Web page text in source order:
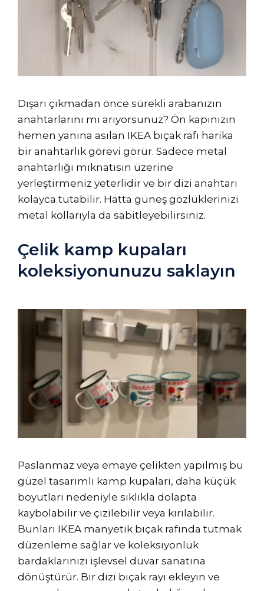
Dışarı çıkmadan önce sürekli arabanızın
anahtarlarını mı arıyorsunuz? Ön kapınızın
hemen yanına asılan IKEA bıçak rafı harika
bir anahtarlık görevi görür. Sadece metal
anahtarlığı mıknatısın üzerine
yerleştirmeniz yeterlidir ve bir dizi anahtarı
kolayca tutabilir. Hatta güneş gözlüklerinizi
metal kollarıyla da sabitleyebilirsiniz.
Çelik kamp kupaları
koleksiyonunuzu saklayın
Paslanmaz veya emaye çelikten yapılmış bu
güzel tasarımlı kamp kupaları, daha küçük
boyutları nedeniyle sıklıkla dolapta
kaybolabilir ve çizilebilir veya kırılabilir.
Bunları IKEA manyetik bıçak rafında tutmak
düzenleme sağlar ve koleksiyonluk
bardaklarınızı işlevsel duvar sanatına
dönüştürür. Bir dizi bıçak rayı ekleyin ve